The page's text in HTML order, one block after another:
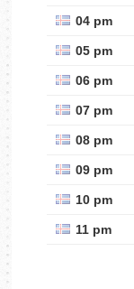
04 pm
05 pm
06 pm
07 pm
08 pm
09 pm
10 pm
11 pm